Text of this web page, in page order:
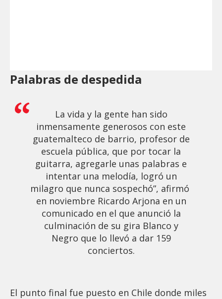
Palabras de despedida
La vida y la gente han sido
inmensamente generosos con este
guatemalteco de barrio, profesor de
escuela pública, que por tocar la
guitarra, agregarle unas palabras e
intentar una melodía, logró un
milagro que nunca sospechó”, afirmó
en noviembre Ricardo Arjona en un
comunicado en el que anunció la
culminación de su gira Blanco y
Negro que lo llevó a dar 159
conciertos.
El punto final fue puesto en Chile donde miles